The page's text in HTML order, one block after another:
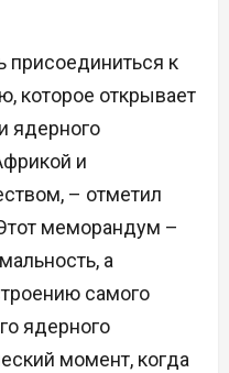
присоединиться к
которое открывает
ядерного
и
– отметил
меморандум –
а
самого
ядерного
момент, когда